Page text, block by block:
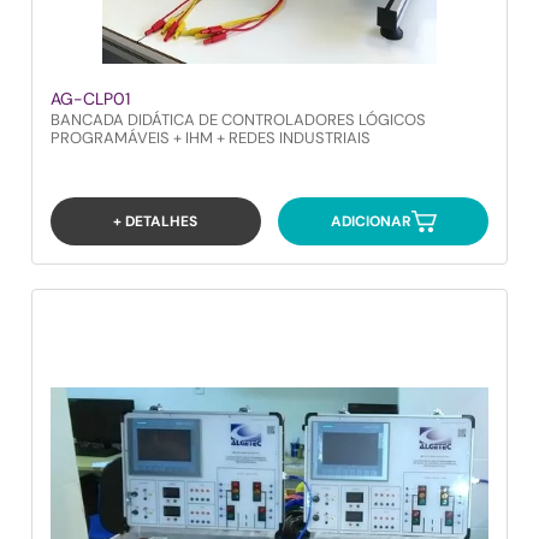
AG-CLP01
BANCADA DIDÁTICA DE CONTROLADORES LÓGICOS
PROGRAMÁVEIS + IHM + REDES INDUSTRIAIS
+ DETALHES ADICIONAR